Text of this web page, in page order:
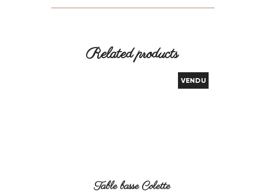
Related products
VENDU
Table basse Colette